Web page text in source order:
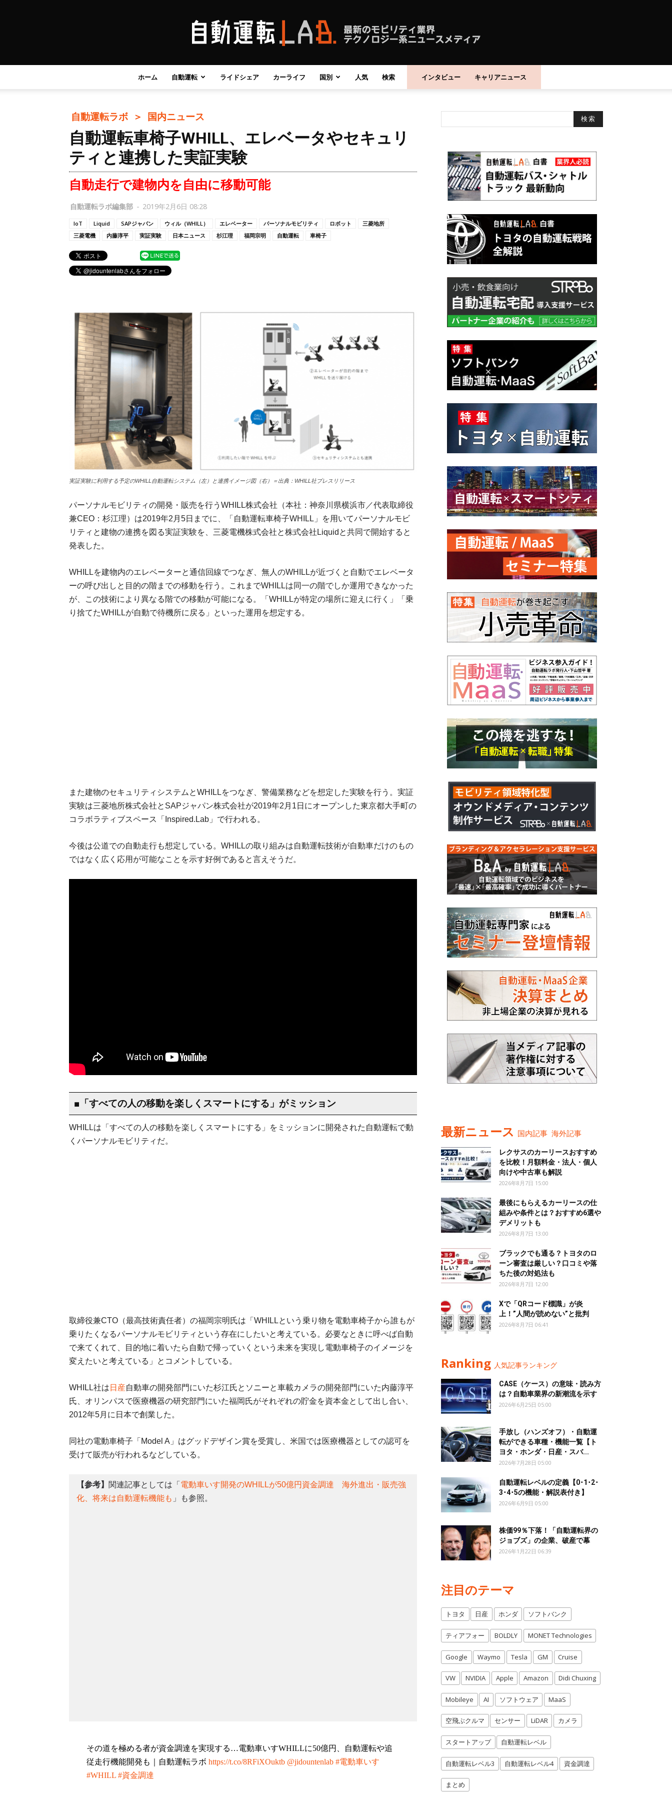
自
動
ラ
ホーム 自動運転 ライドシェア カーライフ 国別 人気 検索 インタビュー キャリアニュース
自動運転ラボ ＞ 国内ニュース
自動運転車椅子WHILL、エレベータやセキュリ
ティと連携した実証実験
自動走行で建物内を自由に移動可能
自動運転ラボ編集部 - 2019年2月6日 08:28
IoT Liquid SAPジャパン ウィル（WHILL） エレベーター パーソナルモビリティ ロボット
三菱地所
三菱電機
内藤淳平 実証実験 日本ニュース 杉江理 福岡宗明 自動運転 車椅子
実証実験に利用する予定のWHILL自動運転システム（左）と連携イメージ図（右）＝出典：WHILL社プレスリリース
パーソナルモビリティの開発・販売を行うWHILL株式会社（本社：神奈川県横浜市／代表取締役
兼CEO：杉江理）は2019年2月5日までに、「自動運転車椅子WHILL」を用いてパーソナルモビ
リティと建物の連携を図る実証実験を、三菱電機株式会社と株式会社Liquidと共同で開始すると
発表した。
WHILLを建物内のエレベーターと通信回線でつなぎ、無人のWHILLが近づくと自動でエレベータ
ーの呼び出しと目的の階までの移動を行う。これまでWHILLは同一の階でしか運用できなかった
が、この技術により異なる階での移動が可能になる。「WHILLが特定の場所に迎えに行く」「乗
り捨てたWHILLが自動で待機所に戻る」といった運用を想定する。
また建物のセキュリティシステムとWHILLをつなぎ、警備業務などを想定した実験を行う。実証
実験は三菱地所株式会社とSAPジャパン株式会社が2019年2月1日にオープンした東京都大手町の
コラボラティブスペース「Inspired.Lab」で行われる。
今後は公道での自動走行も想定している。WHILLの取り組みは自動運転技術が自動車だけのもの
ではなく広く応用が可能なことを示す好例であると言えそうだ。
■「すべての人の移動を楽しくスマートにする」がミッション
WHILLは「すべての人の移動を楽しくスマートにする」をミッションに開発された自動運転で動
くパーソナルモビリティだ。
取締役兼CTO（最高技術責任者）の福岡宗明氏は「WHILLという乗り物を電動車椅子から誰もが
乗りたくなるパーソナルモビリティという存在にしたいと考えている。必要なときに呼べば自動
で来てくれて、目的地に着いたら自動で帰っていくという未来を実現し電動車椅子のイメージを
変えたいと考えている」とコメントしている。
WHILL社は 日産自動車の開発部門にいた杉江氏とソニーと車載カメラの開発部門にいた内藤淳平
氏、オリンパスで医療機器の研究部門にいた福岡氏がそれぞれの貯金を資本金として出し合い、
2012年5月に日本で創業した。
同社の電動車椅子「Model A」はグッドデザイン賞を受賞し、米国では医療機器としての認可を
受けて販売が行われるなどしている。
【参考】 関連記事としては「 電動車いす開発のWHILLが50億円資金調達 海外進出・販売強
化、将来は自動運転機能も 」も参照。
その道を極める者が資金調達を実現する…電動車いすWHILLに50億円、自動運転や追
従走行機能開発も｜自動運転ラボ https://t.co/8RFiXOuktb @jidountenlab #電動車いす
#WHILL #資金調達
最新ニュース 国内記事 海外記事
レクサスのカーリースおすすめ
を比較！月額料金・法人・個人
向けや中古車も解説
2026年8月7日 15:00
最後にもらえるカーリースの仕
組みや条件とは？おすすめ6選や
デメリットも
2026年8月7日 13:00
ブラックでも通る？トヨタのロ
ーン審査は厳しい？口コミや落
ちた後の対処法も
2026年8月7日 12:00
Xで「QRコード標識」が炎
上！”人間が読めない”と批判
2026年8月7日 06:41
Ranking 人気記事ランキング
CASE（ケース）の意味・読み方
は？自動車業界の新潮流を示す
2026年6月25日 05:00
手放し（ハンズオフ）・自動運
転ができる車種・機能一覧【ト
ヨタ・ホンダ・日産・スバ...
2026年7月28日 05:00
自動運転レベルの定義【0･1･2･
3･4･5の機能・解説表付き】
2026年6月9日 05:00
株価99％下落！「自動運転界の
ジョブズ」の企業、破産で幕
2026年1月22日 06:39
注目のテーマ
トヨタ 日産 ホンダ ソフトバンク
ティアフォー BOLDLY MONET Technologies
Google Waymo Tesla GM Cruise
VW NVIDIA Apple Amazon Didi Chuxing
Mobileye AI ソフトウェア MaaS
空飛ぶクルマ センサー LiDAR カメラ
スタートアップ 自動運転レベル
自動運転レベル3 自動運転レベル4 資金調達
まとめ